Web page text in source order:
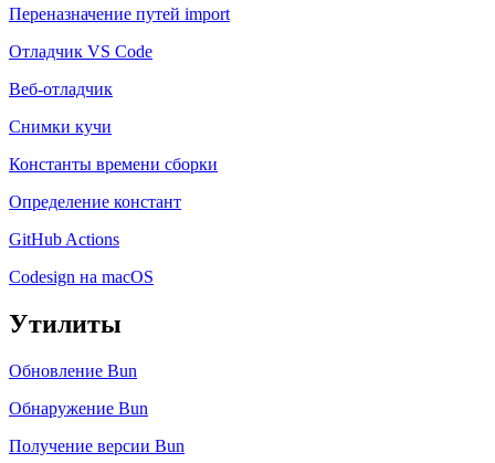
Переназначение путей import
Отладчик VS Code
Веб-отладчик
Снимки кучи
Константы времени сборки
Определение констант
GitHub Actions
Codesign на macOS
Утилиты
Обновление Bun
Обнаружение Bun
Получение версии Bun